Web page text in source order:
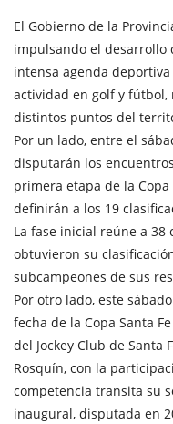
El Gobierno de la
impulsando el desarrollo
intensa agenda
actividad en golf y
distintos puntos del
Por un lado, entre el
disputarán los
primera etapa de la
definirán a los 19
La fase inicial reúne a
obtuvieron su
subcampeones de sus
Por otro lado, este
fecha de la Copa Santa
del Jockey Club de Santa
Rosquín, con la
competencia transita su
inaugural, disputada en